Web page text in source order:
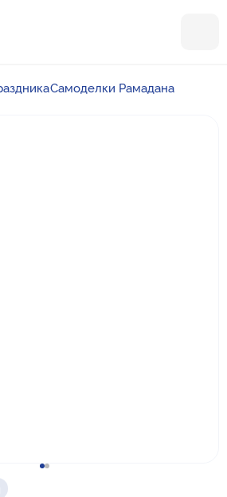
Самоделки Рамадана